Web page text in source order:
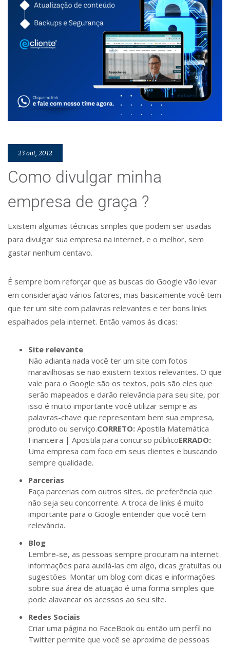
23 out, 2012
Como divulgar minha
empresa de graça ?
Existem algumas técnicas simples que podem ser usadas
para divulgar sua empresa na internet, e o melhor, sem
gastar nenhum centavo.
É sempre bom reforçar que as buscas do Google vão levar
em consideração vários fatores, mas basicamente você tem
que ter um site com palavras relevantes e ter bons links
espalhados pela internet. Então vamos às dicas:
Site relevante
Não adianta nada você ter um site com fotos
maravilhosas se não existem textos relevantes. O que
vale para o Google são os textos, pois são eles que
serão mapeados e darão relevância para seu site, por
isso é muito importante você utilizar sempre as
palavras-chave que representam bem sua empresa,
produto ou serviço.CORRETO: Apostila Matemática
Financeira | Apostila para concurso públicoERRADO:
Uma empresa com foco em seus clientes e buscando
sempre qualidade.
Parcerias
Faça parcerias com outros sites, de preferência que
não seja seu concorrente. A troca de links é muito
importante para o Google entender que você tem
relevância.
Blog
Lembre-se, as pessoas sempre procuram na internet
informações para auxilá-las em algo, dicas gratuítas ou
sugestões. Montar um blog com dicas e informações
sobre sua área de atuação é uma forma simples que
pode alavancar os acessos ao seu site.
Redes Sociais
Criar uma página no FaceBook ou então um perfil no
Twitter permite que você se aproxime de pessoas